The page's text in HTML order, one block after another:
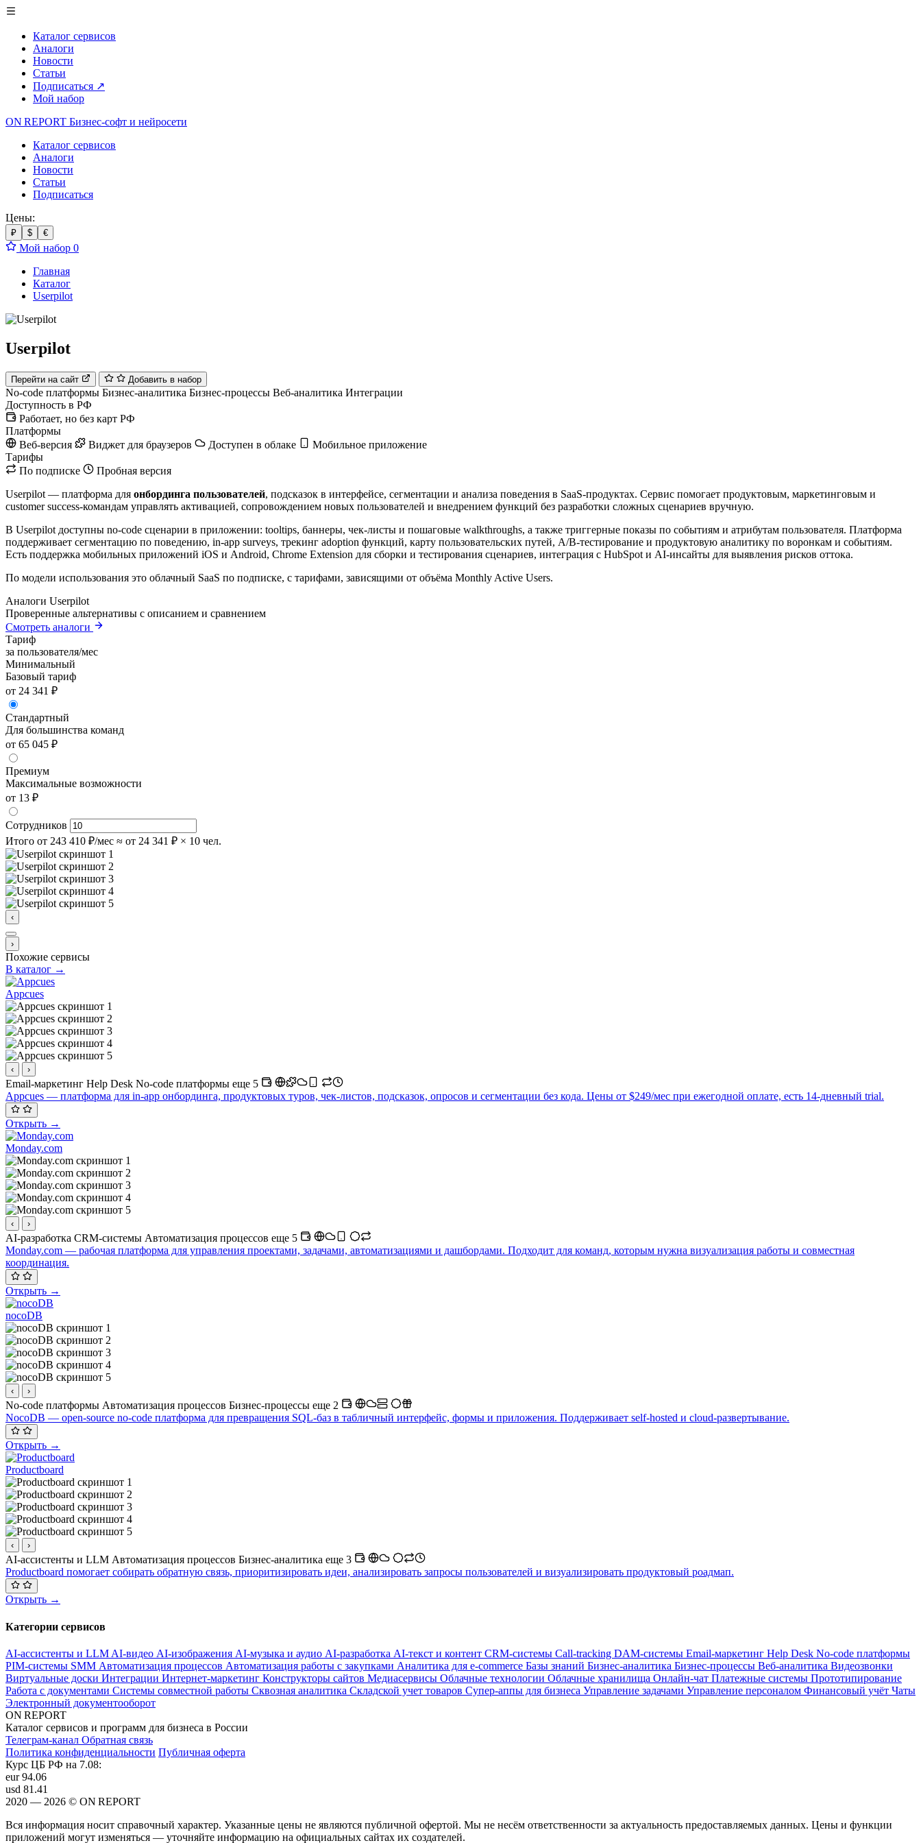
Каталог сервисов
Аналоги
Новости
Статьи
Подписаться ↗
Мой набор
ON REPORT Бизнес-софт и нейросети
Каталог сервисов
Аналоги
Новости
Статьи
Подписаться
Цены:
₽ $ €
Мой набор 0
Главная
Каталог
Userpilot
Userpilot
Перейти на сайт Добавить в набор
No-code платформы Бизнес-аналитика Бизнес-процессы Веб-аналитика Интеграции
Доступность в РФ
Работает, но без карт РФ
Платформы
Веб-версия
Виджет для браузеров Доступен в облаке
Мобильное приложение
Тарифы
По подписке
Пробная версия
Userpilot — платформа для онбординга пользователей, подсказок в интерфейсе, сегментации и анализа поведения в SaaS-продуктах. Сервис помогает продуктовым, маркетинговым и
customer success-командам управлять активацией, сопровождением новых пользователей и внедрением функций без разработки сложных сценариев вручную.
В Userpilot доступны no-code сценарии в приложении: tooltips, баннеры, чек-листы и пошаговые walkthroughs, а также триггерные показы по событиям и атрибутам пользователя. Платформа
поддерживает сегментацию по поведению, in-app surveys, трекинг adoption функций, карту пользовательских путей, A/B-тестирование и продуктовую аналитику по воронкам и событиям.
Есть поддержка мобильных приложений iOS и Android, Chrome Extension для сборки и тестирования сценариев, интеграция с HubSpot и AI-инсайты для выявления рисков оттока.
По модели использования это облачный SaaS по подписке, с тарифами, зависящими от объёма Monthly Active Users.
Аналоги Userpilot
Проверенные альтернативы с описанием и сравнением
Смотреть аналоги
Тариф
за пользователя/мес
Минимальный
Базовый тариф
от 24 341 ₽
Стандартный
Для большинства команд
от 65 045 ₽
Премиум
Максимальные возможности
от 13 ₽
Сотрудников
Итого от 243 410 ₽/мес ≈ от 24 341 ₽ × 10 чел.
‹
›
Похожие сервисы
В каталог →
Appcues
‹ ›
Email-маркетинг Help Desk No-code платформы еще 5
Appcues — платформа для in-app онбординга, продуктовых туров, чек-листов, подсказок, опросов и сегментации без кода. Цены от $249/мес при ежегодной оплате, есть 14-дневный trial.
Открыть →
Monday.com
‹ ›
AI-разработка CRM-системы Автоматизация процессов еще 5
Monday.com — рабочая платформа для управления проектами, задачами, автоматизациями и дашбордами. Подходит для команд, которым нужна визуализация работы и совместная
координация.
Открыть →
nocoDB
‹ ›
No-code платформы Автоматизация процессов Бизнес-процессы еще 2
NocoDB — open-source no-code платформа для превращения SQL-баз в табличный интерфейс, формы и приложения. Поддерживает self-hosted и cloud-развертывание.
Открыть →
Productboard
‹ ›
AI-ассистенты и LLM Автоматизация процессов Бизнес-аналитика еще 3
Productboard помогает собирать обратную связь, приоритизировать идеи, анализировать запросы пользователей и визуализировать продуктовый роадмап.
Открыть →
Категории сервисов
AI-ассистенты и LLM AI-видео AI-изображения AI-музыка и аудио AI-разработка AI-текст и контент CRM-системы Call-tracking DAM-системы Email-маркетинг Help Desk No-code платформы
PIM-системы SMM Автоматизация процессов Автоматизация работы с закупками Аналитика для e-commerce Базы знаний Бизнес-аналитика Бизнес-процессы Веб-аналитика Видеозвонки
Виртуальные доски Интеграции Интернет-маркетинг Конструкторы сайтов Медиасервисы Облачные технологии Облачные хранилища Онлайн-чат Платежные системы Прототипирование
Работа с документами Системы совместной работы Сквозная аналитика Складской учет товаров Супер-аппы для бизнеса Управление задачами Управление персоналом Финансовый учёт Чаты
Электронный документооборот
ON REPORT
Каталог сервисов и программ для бизнеса в России
Телеграм-канал Обратная связь
Политика конфиденциальности Публичная оферта
Курс ЦБ РФ на 7.08:
eur94.06
usd 81.41
2020 — 2026 © ON REPORT
Вся информация носит справочный характер. Указанные цены не являются публичной офертой. Мы не несём ответственности за актуальность предоставляемых данных. Цены и функции
приложений могут изменяться — уточняйте информацию на официальных сайтах их создателей.